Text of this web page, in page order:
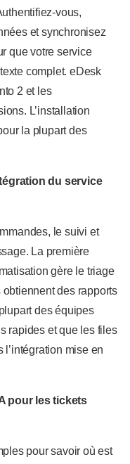
vous,
et synchronisez
que votre service
complet. eDesk
2 et les
L’installation
la plupart des
du service
le suivi et
La première
gère le triage
des rapports
des équipes
rapides et que les files
l’intégration mise en
pour les tickets
pour savoir où est